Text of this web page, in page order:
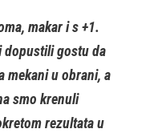
makar i s +1.
dopustili gostu da
mekani u obrani, a
smo krenuli
rezultata u